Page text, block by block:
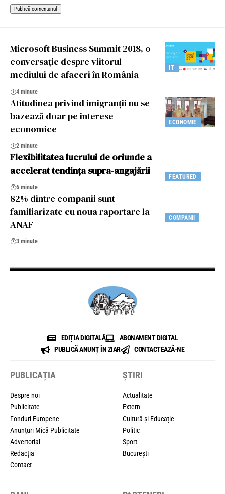
IT
Microsoft Business Summit 2018, o
conversație despre viitorul
mediului de afaceri în România
4 minute
ECONOMIE
Atitudinea privind imigranții nu se
bazează doar pe interese
economice
2 minute
FEATURED
Flexibilitatea lucrului de oriunde a
accelerat tendința supra-angajării
6 minute
COMPANII
82% dintre companii sunt
familiarizate cu noua raportare la
ANAF
3 minute
EDIȚIA DIGITALĂ
ABONAMENT DIGITAL
PUBLICĂ ANUNȚ ÎN ZIAR
CONTACTEAZĂ-NE
PUBLICAȚIA
Despre noi
Publicitate
Fonduri Europene
Anunțuri Mică Publicitate
Advertorial
Redacția
Contact
ȘTIRI
Actualitate
Extern
Cultură și Educație
Politic
Sport
București